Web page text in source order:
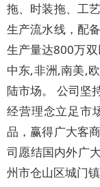
拖、时装拖、工
生产流水线，配
生产量达800万
中东,非洲,南美,
陆市场。 公司坚
经营理念立足市
品，赢得广大客
司愿结国内外广
州市仓山区城门